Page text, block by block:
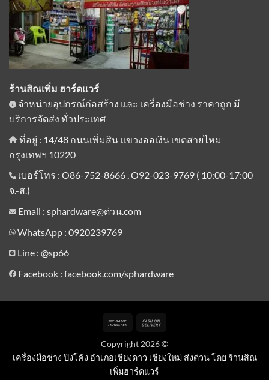
ร้านสิณเพิ่ม ฮาร์ดแวร์
จำหน่ายอุปกรณ์ก่อสร้าง และ เครื่องมือช่าง ราคาถูก มี
บริการจัดส่ง ทั่วประเทศ
ที่อยู่ : 14/48 ถนนเพิ่มสิน แขวงออเงิน เขตสายไหม
กรุงเทพฯ 10220
เบอร์โทร : O86-752-8666 , O92-023-9769 ( 10:00-17:00
จ.-ส.)
Email : sphardware@ด่วน.com
WhatsApp : 0920239769
Line : @sp66
Facebook : facebook.com/sphardware
Bank
Delivery
Copyright 2026 ©
เครื่องมือช่าง ปิงโค้ง อำเภอเชียงดาว เชียงใหม่ ส่งด่วน โดย ร้านสิณ
เพิ่มฮาร์ดแวร์